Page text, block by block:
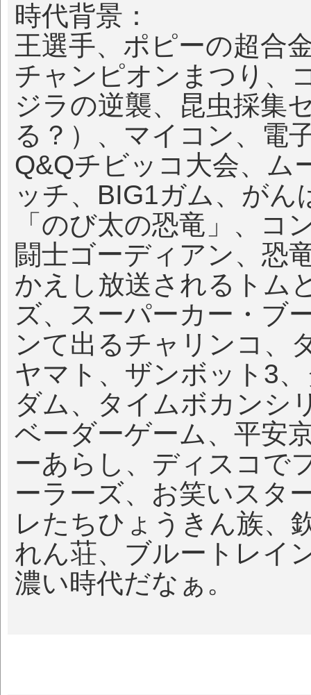
時代背景：
王選手、ポピーの超合
チャンピオンまつり、
ジラの逆襲、昆虫採集
る？）、マイコン、電
Q&Qチビッコ大会、ム
ッチ、BIG1ガム、が
「のび太の恐竜」、コ
闘士ゴーディアン、恐
かえし放送されるトム
ズ、スーパーカー・ブ
ンて出るチャリンコ、
ヤマト、ザンボット3
ダム、タイムボカンシ
ベーダーゲーム、平安
ーあらし、ディスコで
ーラーズ、お笑いスタ
レたちひょうきん族、
れん荘、ブルートレイ
濃い時代だなぁ。